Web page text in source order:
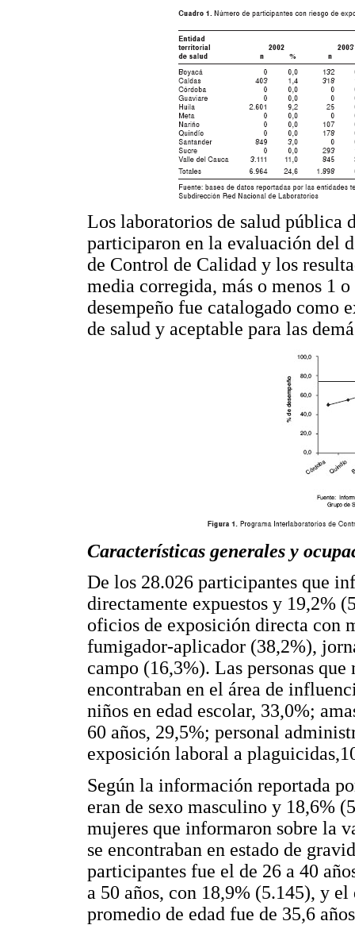
Los laboratorios de salud pública
participaron en la evaluación del
de Control de Calidad y los
media corregida, más o menos 1
desempeño fue catalogado como
de salud y aceptable para las
Características generales y
De los 28.026 participantes que
directamente expuestos y 19,2%
oficios de exposición directa con
fumigador-aplicador (38,2%),
campo (16,3%). Las personas
encontraban en el área de
niños en edad escolar, 33,0%;
60 años, 29,5%; personal
exposición laboral a
Según la información reportada
eran de sexo masculino y 18,6%
mujeres que informaron sobre la
se encontraban en estado de
participantes fue el de 26 a 40
a 50 años, con 18,9% (5.145), y
promedio de edad fue de 35,6